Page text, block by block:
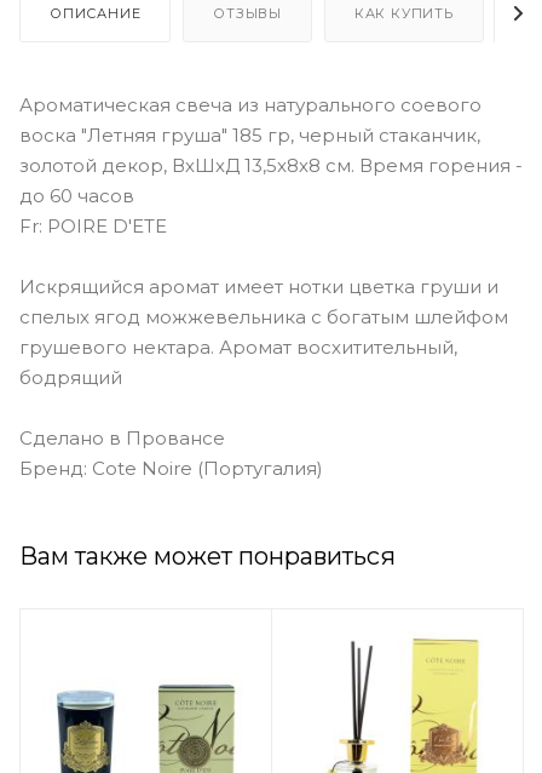
ОПИСАНИЕ ОТЗЫВЫ КАК КУПИТЬ
Ароматическая свеча из натурального соевого
воска "Летняя груша" 185 гр, черный стаканчик,
золотой декор, ВхШхД 13,5х8х8 см. Время горения -
до 60 часов
Fr: POIRE D'ETE
Искрящийся аромат имеет нотки цветка груши и
спелых ягод можжевельника с богатым шлейфом
грушевого нектара. Аромат восхитительный,
бодрящий
Сделано в Провансе
Бренд: Cote Noire (Португалия)
Вам также может понравиться